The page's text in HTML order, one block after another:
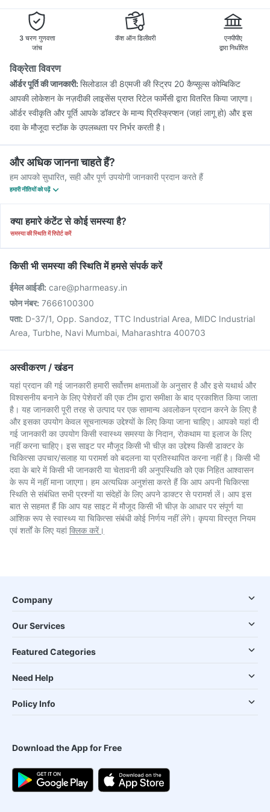
3 चरण गुणवत्ता
जांच
कॅश ऑन डिलीवरी
एनपीपीए
द्वारा निर्धारित
विक्रेता विवरण
ऑर्डर पूर्ति की जानकारी:सिलोडाल डी 8एमजी की स्ट्रिप 20 कैप्सूल्स कोम्बिकिट
आपकी लोकेशन के नज़दीकी लाइसेंस प्राप्त रिटेल फार्मेसी द्वारा वितरित किया जाएगा।
ऑर्डर स्वीकृति और पूर्ति आपके डॉक्टर के मान्य प्रिस्क्रिप्शन (जहां लागू हो) और इस
दवा के मौजूदा स्टॉक के उपलब्धता पर निर्भर करती है।
और अधिक जानना चाहते हैं?
हम आपको सुधारित, सही और पूर्ण उपयोगी जानकारी प्रदान करते हैं
हमारी नीतियों को पढ़ें
क्या हमारे कंटेंट से कोई समस्या है?
समस्या की स्थिति में रिपोर्ट करें
किसी भी समस्या की स्थिति में हमसे संपर्क करें
ईमेल आईडी: care@pharmeasy.in
फोन नंबर: 7666100300
पता: D-37/1, Opp. Sandoz, TTC Industrial Area, MIDC Industrial
Area, Turbhe, Navi Mumbai, Maharashtra 400703
अस्वीकरण / खंडन
यहां प्रदान की गई जानकारी हमारी सर्वोत्तम क्षमताओं के अनुसार है और इसे यथार्थ और
विश्वसनीय बनाने के लिए पेशेवरों की एक टीम द्वारा समीक्षा के बाद प्रकाशित किया जाता
है। यह जानकारी पूरी तरह से उत्पाद पर एक सामान्य अवलोकन प्रदान करने के लिए है
और इसका उपयोग केवल सूचनात्मक उद्देश्यों के लिए किया जाना चाहिए। आपको यहां दी
गई जानकारी का उपयोग किसी स्वास्थ्य समस्या के निदान, रोकथाम या इलाज के लिए
नहीं करना चाहिए। इस साइट पर मौजूद किसी भी चीज़ का उद्देश्य किसी डाक्टर के
चिकित्सा उपचार/सलाह या परामर्श को बदलना या प्रतिस्थापित करना नहीं है। किसी भी
दवा के बारे में किसी भी जानकारी या चेतावनी की अनुपस्थिति को एक निहित आश्वासन
के रूप में नहीं माना जाएगा। हम अत्यधिक अनुशंसा करते हैं कि आप अपनी चिकित्सा
स्थिति से संबंधित सभी प्रश्नों या संदेहों के लिए अपने डाक्टर से परामर्श लें। आप इस
बात से सहमत हैं कि आप यह साइट में मौजूद किसी भी चीज़ के आधार पर संपूर्ण या
आंशिक रूप से स्वास्थ्य या चिकित्सा संबंधी कोई निर्णय नहीं लेंगे। कृपया विस्तृत नियम
एवं शर्तों के लिए यहांक्लिक करें।
Company
Our Services
Featured Categories
Need Help
Policy Info
Download the App for Free